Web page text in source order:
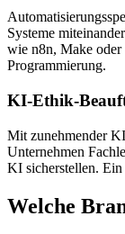
Systeme
wie n8n, Make oder
Programmierung.
KI-Ethik-
Mit zunehmender
Unternehmen
KI sicherstellen. Ein
Welche